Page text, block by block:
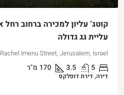
עליית גג גדולה
Rachel Imenu Street, Jerusalem, Israel
5
3.5
170 מ"ר
דירה, דירת דופלקס